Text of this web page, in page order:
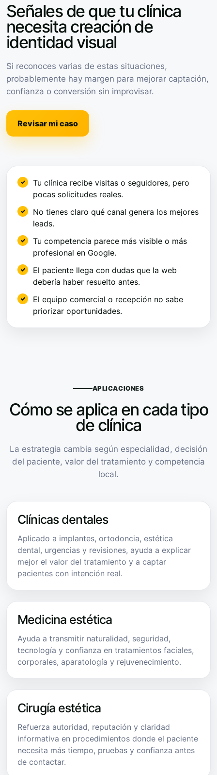
Señales de que tu clínica
necesita creación de
identidad visual
Si reconoces varias de estas situaciones,
probablemente hay margen para mejorar captación,
confianza o conversión sin improvisar.
Revisar mi caso
Tu clínica recibe visitas o seguidores, pero
pocas solicitudes reales.
No tienes claro qué canal genera los mejores
leads.
Tu competencia parece más visible o más
profesional en Google.
El paciente llega con dudas que la web
debería haber resuelto antes.
El equipo comercial o recepción no sabe
priorizar oportunidades.
APLICACIONES
Cómo se aplica en cada tipo
de clínica
La estrategia cambia según especialidad, decisión
del paciente, valor del tratamiento y competencia
local.
Clínicas dentales
Aplicado a implantes, ortodoncia, estética
dental, urgencias y revisiones, ayuda a explicar
mejor el valor del tratamiento y a captar
pacientes con intención real.
Medicina estética
Ayuda a transmitir naturalidad, seguridad,
tecnología y confianza en tratamientos faciales,
corporales, aparatología y rejuvenecimiento.
Cirugía estética
Refuerza autoridad, reputación y claridad
informativa en procedimientos donde el paciente
necesita más tiempo, pruebas y confianza antes
de contactar.